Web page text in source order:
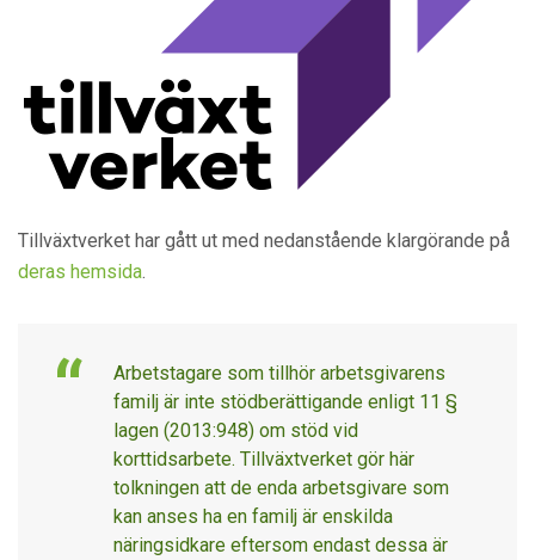
Tillväxtverket har gått ut med nedanstående klargörande på
deras hemsida.
Arbetstagare som tillhör arbetsgivarens
familj är inte stödberättigande enligt 11 §
lagen (2013:948) om stöd vid
korttidsarbete. Tillväxtverket gör här
tolkningen att de enda arbetsgivare som
kan anses ha en familj är enskilda
näringsidkare eftersom endast dessa är